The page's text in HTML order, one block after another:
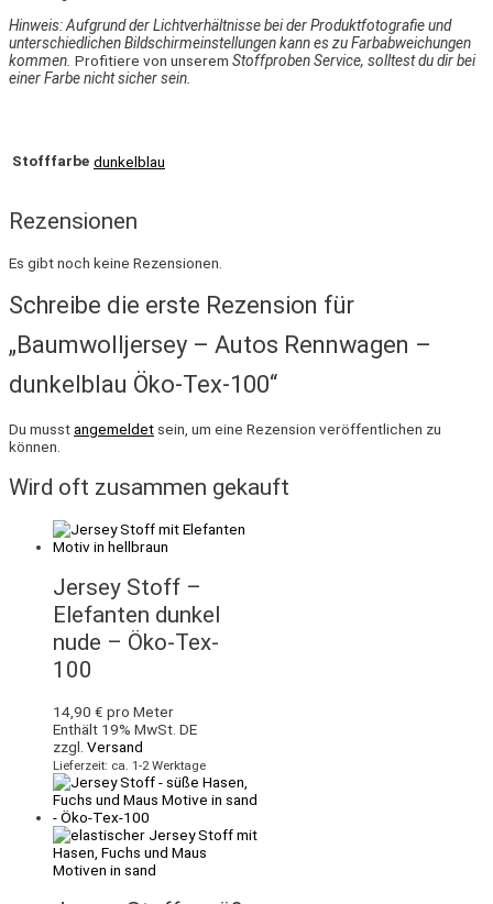
Hinweis: Aufgrund der Lichtverhältnisse bei der Produktfotografie und
unterschiedlichen Bildschirmeinstellungen kann es zu Farbabweichungen
kommen. Profitiere von unserem Stoffproben Service, solltest du dir bei
einer Farbe nicht sicher sein.
Stofffarbe dunkelblau
Rezensionen
Es gibt noch keine Rezensionen.
Schreibe die erste Rezension für
„Baumwolljersey – Autos Rennwagen –
dunkelblau Öko-Tex-100“
Du musstangemeldet sein, um eine Rezension veröffentlichen zu
können.
Wird oft zusammen gekauft
Jersey Stoff –
Elefanten dunkel
nude – Öko-Tex-
100
14,90 € pro Meter
Enthält 19% MwSt. DE
zzgl. Versand
Lieferzeit: ca. 1-2 Werktage